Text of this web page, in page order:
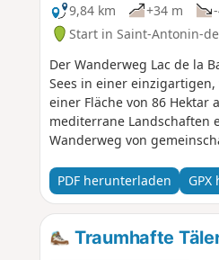
9,84 km
+34 m
Start in Saint-Antonin-
Der Wanderweg Lac de la
Sees in einer
einer Fläche von 86
mediterrane Landschaften
Wanderweg von
PDF herunterladen
Traumhafte